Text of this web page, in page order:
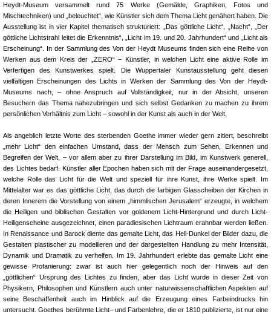
Heydt-Museum versammelt rund 75 Werke (Gemälde, Graphiken, Fotos und
Mischtechniken) und „beleuchtet“, wie Künstler sich dem Thema Licht genähert haben. Die
Ausstellung ist in vier Kapitel thematisch strukturiert: „Das göttliche Licht“, „Nacht“, „Der
göttliche Lichtstrahl leitet die Erkenntnis“, „Licht im 19. und 20. Jahrhundert“ und „Licht als
Erscheinung“. In der Sammlung des Von der Heydt Museums finden sich eine Reihe von
Werken aus dem Kreis der „ZERO“ – Künstler, in welchen Licht eine aktive Rolle im
Verfertigen des Kunstwerkes spielt. Die Wuppertaler Kunstausstellung geht diesen
vielfältigen Erscheinungen des Lichts in Werken der Sammlung des Von der Heydt-
Museums nach, – ohne Anspruch auf Vollständigkeit, nur in der Absicht, unseren
Besuchern das Thema nahezubringen und sich selbst Gedanken zu machen zu ihrem
persönlichen Verhältnis zum Licht – sowohl in der Kunst als auch in der Welt.
Als angeblich letzte Worte des sterbenden Goethe immer wieder gern zitiert, beschreibt
„mehr Licht“ den einfachen Umstand, dass der Mensch zum Sehen, Erkennen und
Begreifen der Welt, – vor allem aber zu ihrer Darstellung im Bild, im Kunstwerk generell,
des Lichtes bedarf. Künstler aller Epochen haben sich mit der Frage auseinandergesetzt,
welche Rolle das Licht für die Welt und speziell für ihre Kunst, ihre Werke spielt. Im
Mittelalter war es das göttliche Licht, das durch die farbigen Glasscheiben der Kirchen in
deren Innerem die Vorstellung von einem „himmlischen Jerusalem“ erzeugte, in welchem
die Heiligen und biblischen Gestalten vor goldenem Licht-Hintergrund und durch Licht-
Heiligenscheine ausgezeichnet, einen paradiesischen Lichtraum erahnbar werden ließen.
In Renaissance und Barock diente das gemalte Licht, das Hell-Dunkel der Bilder dazu, die
Gestalten plastischer zu modellieren und der dargestellten Handlung zu mehr Intensität,
Dynamik und Dramatik zu verhelfen. Im 19. Jahrhundert erlebte das gemalte Licht eine
gewisse Profanierung: zwar ist auch hier gelegentlich noch der Hinweis auf den
„göttlichen“ Ursprung des Lichtes zu finden, aber das Licht wurde in dieser Zeit von
Physikern, Philosophen und Künstlern auch unter naturwissenschaftlichen Aspekten auf
seine Beschaffenheit auch im Hinblick auf die Erzeugung eines Farbeindrucks hin
untersucht. Goethes berühmte Licht– und Farbenlehre, die er 1810 publizierte, ist nur eine